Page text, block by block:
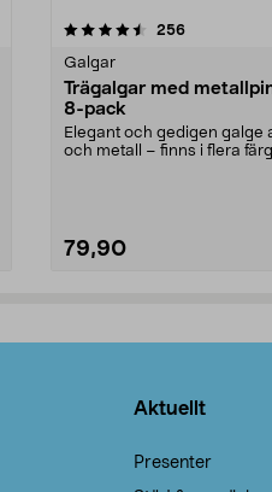
256recensioner
Galgar
Trägalgar med
8-pack
Elegant och gedigen galge
och metall – finns i flera
79,90
4.0av 5 stjärnor
Aktuellt
Presenter